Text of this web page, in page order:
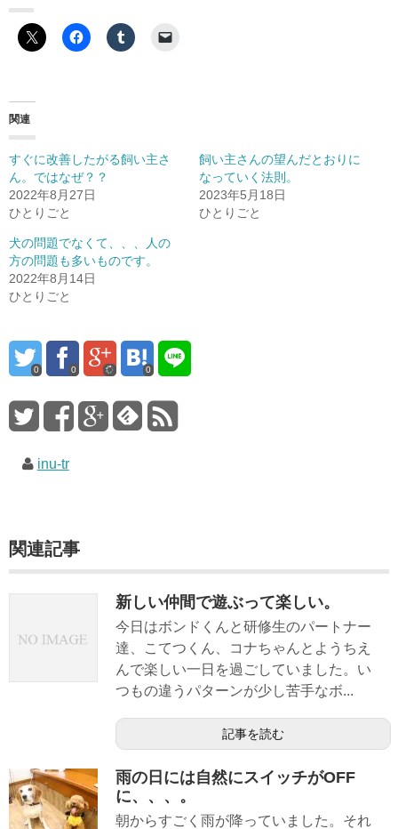
関連
すぐに改善したがる飼い主さ
ん。ではなぜ？？
2022年8月27日
ひとりごと
飼い主さんの望んだとおりに
なっていく法則。
2023年5月18日
ひとりごと
犬の問題でなくて、、、人の
方の問題も多いものです。
2022年8月14日
ひとりごと
0 0 0
inu-tr
関連記事
新しい仲間で遊ぶって楽しい。
今日はボンドくんと研修生のパートナー
達、こてつくん、コナちゃんとようちえ
んで楽しい一日を過ごしていました。い
つもの違うパターンが少し苦手なボ...
記事を読む
雨の日には自然にスイッチがOFF
に、、、。
朝からすごく雨が降っていました。それ